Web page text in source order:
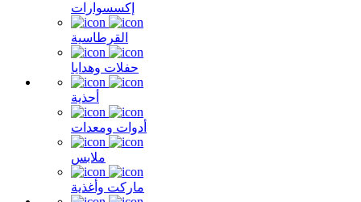
إكسسوارات
القرطاسية
حفلات وهدايا
أحذية
أدوات ومعدات
ملابس
ماركت وأغذية